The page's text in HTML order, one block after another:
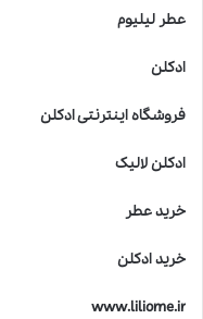
عطر لیلیوم
ادکلن
فروشگاه اینترنتی ادکلن
ادکلن لالیک
خرید عطر
خرید ادکلن
www.liliome.ir